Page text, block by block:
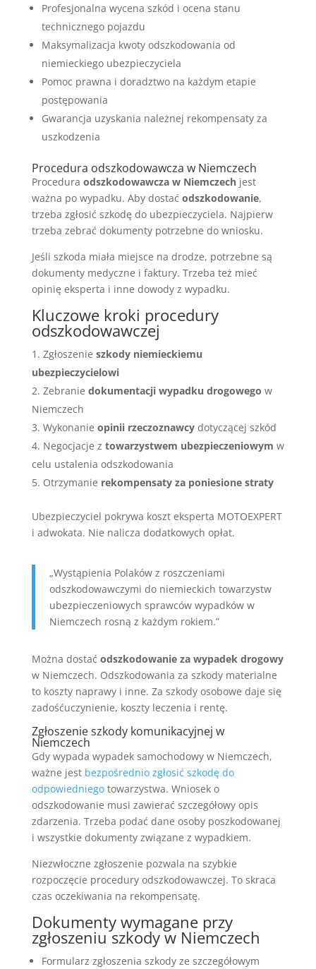
Profesjonalna wycena szkód i ocena stanu
technicznego pojazdu
Maksymalizacja kwoty odszkodowania od
niemieckiego ubezpieczyciela
Pomoc prawna i doradztwo na każdym etapie
postępowania
Gwarancja uzyskania należnej rekompensaty za
uszkodzenia
Procedura odszkodowawcza w Niemczech
Procedura odszkodowawcza w Niemczechjest
ważna po wypadku. Aby dostać odszkodowanie,
trzeba zgłosić szkodę do ubezpieczyciela. Najpierw
trzeba zebrać dokumenty potrzebne do wniosku.
Jeśli szkoda miała miejsce na drodze, potrzebne są
dokumenty medyczne i faktury. Trzeba też mieć
opinię eksperta i inne dowody z wypadku.
Kluczowe kroki procedury
odszkodowawczej
Zgłoszenie szkody niemieckiemu
ubezpieczycielowi
Zebranie dokumentacji wypadku drogowego w
Niemczech
Wykonanie opinii rzeczoznawcydotyczącej szkód
Negocjacje z towarzystwem ubezpieczeniowym w
celu ustalenia odszkodowania
Otrzymanie rekompensaty za poniesione straty
Ubezpieczyciel pokrywa koszt eksperta MOTOEXPERT
i adwokata. Nie nalicza dodatkowych opłat.
„Wystąpienia Polaków z roszczeniami
odszkodowawczymi do niemieckich towarzystw
ubezpieczeniowych sprawców wypadków w
Niemczech rosną z każdym rokiem.”
Można dostać odszkodowanie za wypadek drogowy
w Niemczech. Odszkodowania za szkody materialne
to koszty naprawy i inne. Za szkody osobowe daje się
zadośćuczynienie, koszty leczenia i rentę.
Zgłoszenie szkody komunikacyjnej w
Niemczech
Gdy wypada wypadek samochodowy w Niemczech,
ważne jest bezpośrednio zgłosić szkodę do
odpowiedniegotowarzystwa. Wniosek o
odszkodowanie musi zawierać szczegółowy opis
zdarzenia. Trzeba podać dane osoby poszkodowanej
i wszystkie dokumenty związane z wypadkiem.
Niezwłoczne zgłoszenie pozwala na szybkie
rozpoczęcie procedury odszkodowawczej. To skraca
czas oczekiwania na rekompensatę.
Dokumenty wymagane przy
zgłoszeniu szkody w Niemczech
Formularz zgłoszenia szkody ze szczegółowym